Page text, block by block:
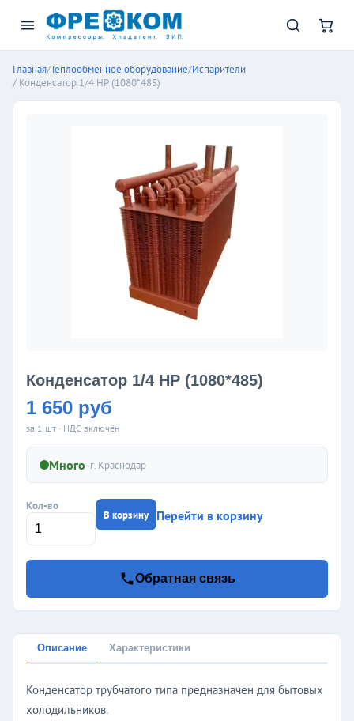
Главная/Теплообменное оборудование/Испарители
/ Конденсатор 1/4 НР (1080*485)
Конденсатор 1/4 НР (1080*485)
1 650 руб
за 1 шт · НДС включён
Много· г. Краснодар
Кол-во
В корзину Перейти в корзину
Обратная связь
Описание Характеристики
Конденсатор трубчатого типа предназначен для бытовых
холодильников.